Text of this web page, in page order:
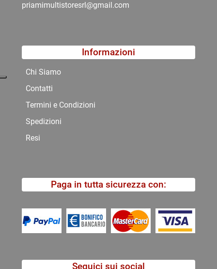
priamimultistoresrl@gmail.com
Informazioni
Chi Siamo
Contatti
Termini e Condizioni
Spedizioni
Resi
Paga in tutta sicurezza con:
Seguici sui social